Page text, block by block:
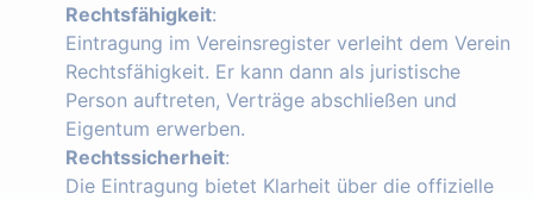
Rechtsfähigkeit:
Eintragung im Vereinsregister verleiht dem Verein
Rechtsfähigkeit. Er kann dann als juristische
Person auftreten, Verträge abschließen und
Eigentum erwerben.
Rechtssicherheit:
Die Eintragung bietet Klarheit über die offizielle